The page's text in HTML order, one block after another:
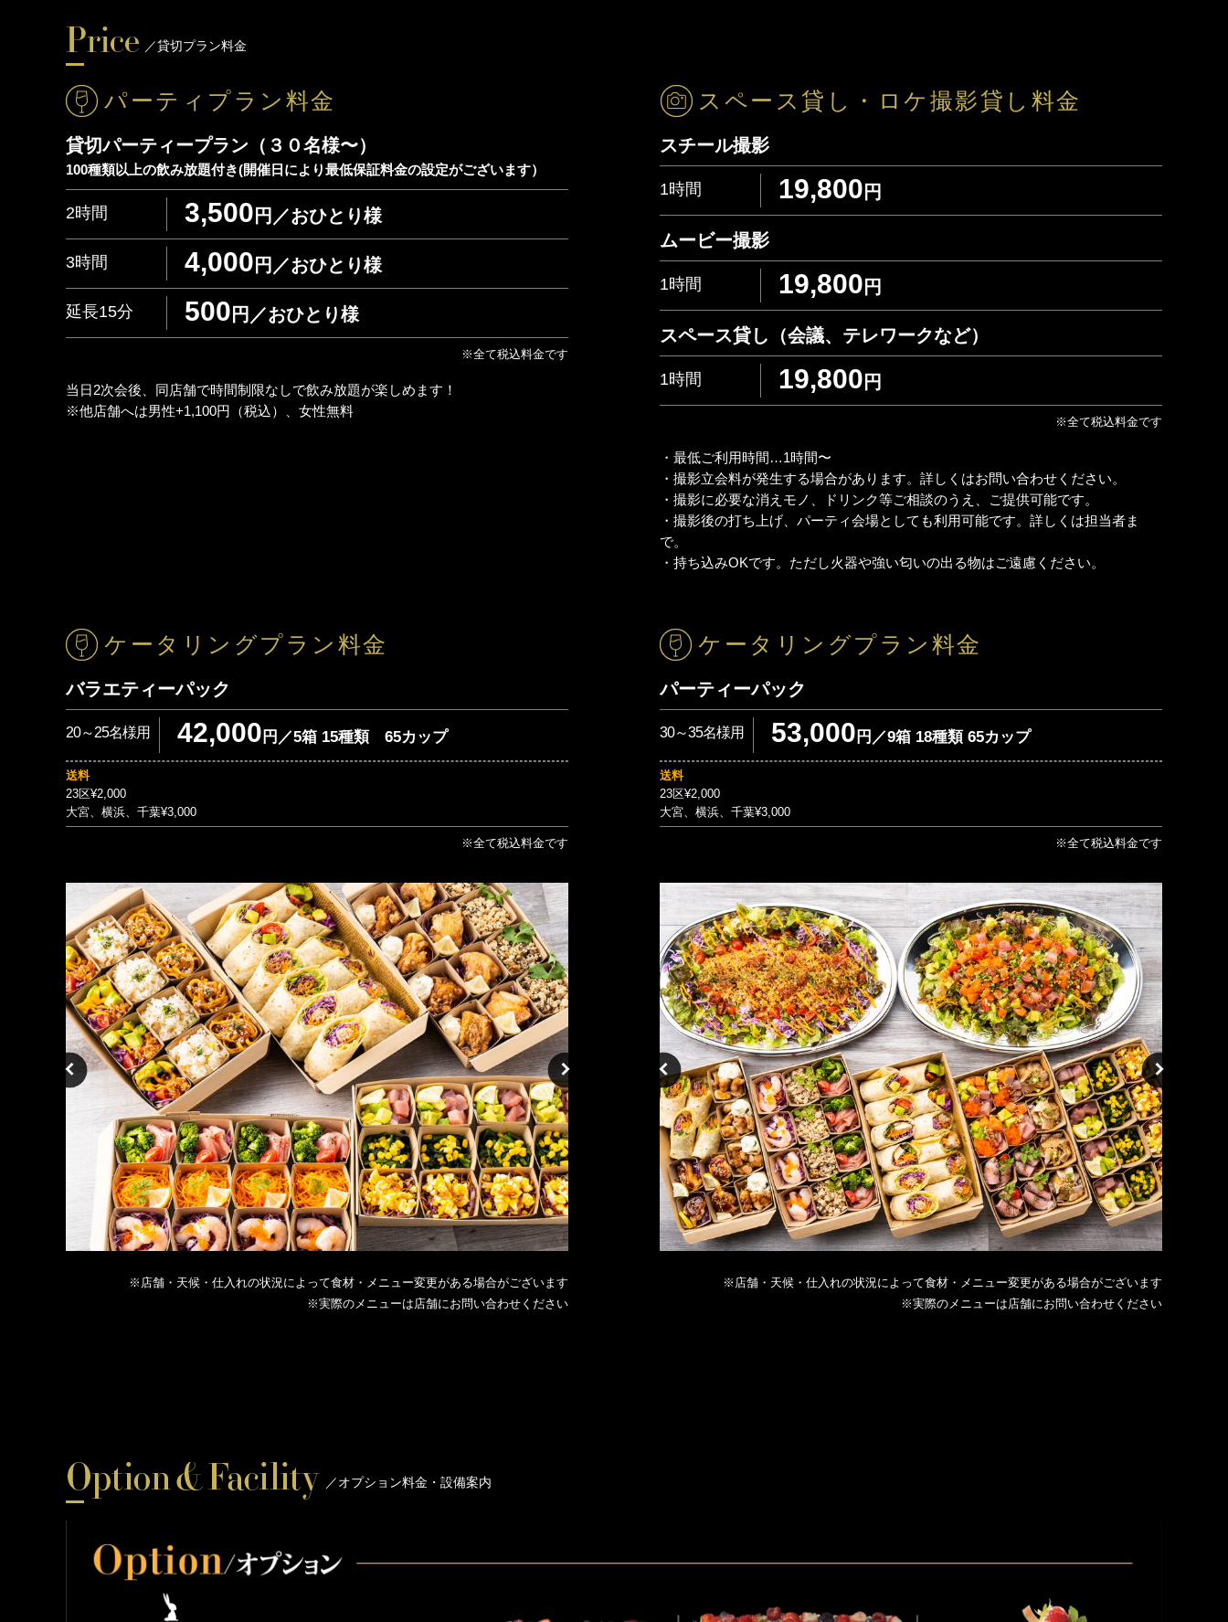
／貸切プラン料金
パーティプラン料金
貸切パーティープラン（３０名様〜）
100種類以上の飲み放題付き(開催日により最低保証料金の設定がございます）
2時間 3,500 円／おひとり様
3時間 4,000 円／おひとり様
延長15分 500 円／おひとり様
※全て税込料金です
当日2次会後、同店舗で時間制限なしで飲み放題が楽しめます！
※他店舗へは男性+1,100円（税込）、女性無料
スペース貸し・ロケ撮影貸し料金
スチール撮影
1時間 19,800 円
ムービー撮影
1時間 19,800 円
スペース貸し（会議、テレワークなど）
1時間 19,800 円
※全て税込料金です
・最低ご利用時間…1時間〜
・撮影立会料が発生する場合があります。詳しくはお問い合わせください。
・撮影に必要な消えモノ、ドリンク等ご相談のうえ、ご提供可能です。
・撮影後の打ち上げ、パーティ会場としても利用可能です。詳しくは担当者ま
で。
・持ち込みOKです。ただし火器や強い匂いの出る物はご遠慮ください。
ケータリングプラン料金
バラエティーパック
20～25名様用 42,000 円／5箱 15種類 65カップ
送料
23区¥2,000
大宮、横浜、千葉¥3,000
※全て税込料金です
※店舗・天候・仕入れの状況によって食材・メニュー変更がある場合がございます
※実際のメニューは店舗にお問い合わせください
ケータリングプラン料金
パーティーパック
30～35名様用 53,000 円／9箱 18種類 65カップ
送料
23区¥2,000
大宮、横浜、千葉¥3,000
※全て税込料金です
※店舗・天候・仕入れの状況によって食材・メニュー変更がある場合がございます
※実際のメニューは店舗にお問い合わせください
／オプション料金・設備案内